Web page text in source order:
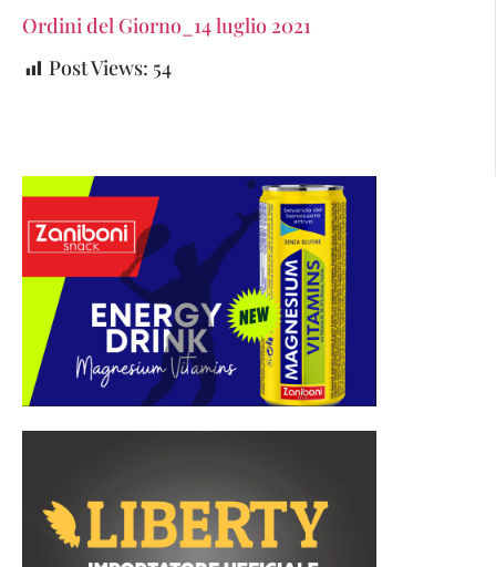
Ordini del Giorno_14 luglio 2021
Post Views: 54